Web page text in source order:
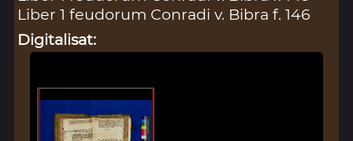
Liber 1 feudorum Conradi v. Bibra f. 146
Digitalisat: